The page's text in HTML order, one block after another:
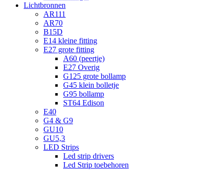
Lichtbronnen
AR111
AR70
B15D
E14 kleine fitting
E27 grote fitting
A60 (peertje)
E27 Overig
G125 grote bollamp
G45 klein bolletje
G95 bollamp
ST64 Edison
E40
G4 & G9
GU10
GU5,3
LED Strips
Led strip drivers
Led Strip toebehoren